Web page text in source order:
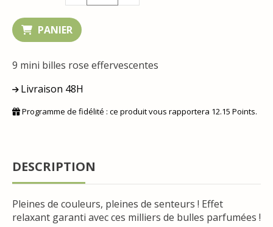
PANIER
9 mini billes rose effervescentes
Livraison 48H
Programme de fidélité : ce produit vous rapportera 12.15 Points.
DESCRIPTION
Pleines de couleurs, pleines de senteurs ! Effet
relaxant garanti avec ces milliers de bulles parfumées !